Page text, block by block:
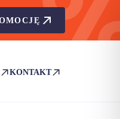
KARCIE)
KONTAKT
(OTWIERA SIĘ W NOWEJ